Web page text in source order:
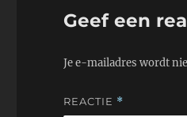
Geef een
Je e-mailadres wordt
REACTIE *